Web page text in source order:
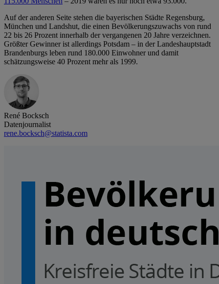
Auf der anderen Seite stehen die bayerischen Städte Regensburg,
München und Landshut, die einen Bevölkerungszuwachs von rund
22 bis 26 Prozent innerhalb der vergangenen 20 Jahre verzeichnen.
Größter Gewinner ist allerdings Potsdam – in der Landeshauptstadt
Brandenburgs leben rund 180.000 Einwohner und damit
schätzungsweise 40 Prozent mehr als 1999.
René Bocksch
Datenjournalist
rene.bocksch@statista.com